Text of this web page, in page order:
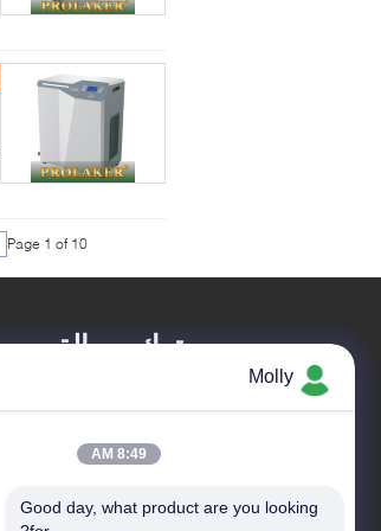
Page 1 of 10
ترك رسالة
Molly
8:49 AM
Good day, what product are you looking